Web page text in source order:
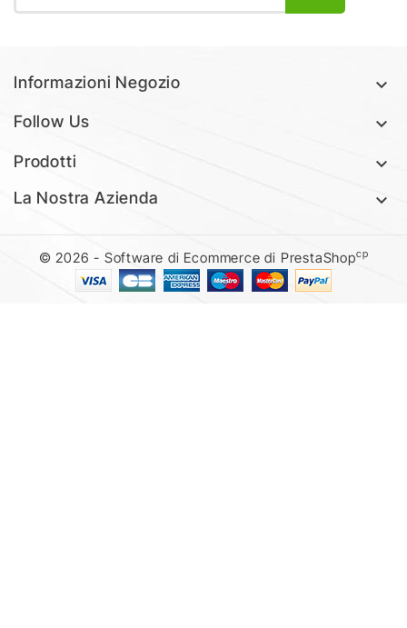
Informazioni Negozio 
Follow Us 
Prodotti 
La Nostra Azienda 
© 2026 - Software di Ecommerce di PrestaShopcp